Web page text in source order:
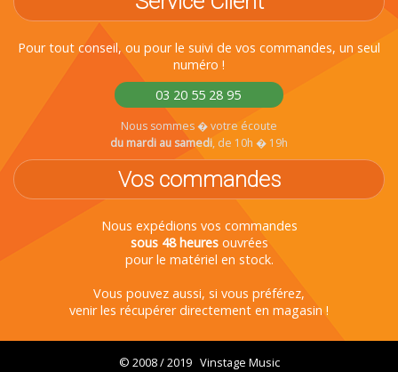
Pour tout conseil, ou pour le suivi de vos commandes, un seul
numéro !
03 20 55 28 95
Nous sommes � votre écoute
du mardi au samedi, de 10h � 19h
Vos commandes
Nous expédions vos commandes
sous 48 heuresouvrées
pour le matériel en stock.
Vous pouvez aussi, si vous préférez,
venir les récupérer directement en magasin !
© 2008 / 2019 Vinstage Music